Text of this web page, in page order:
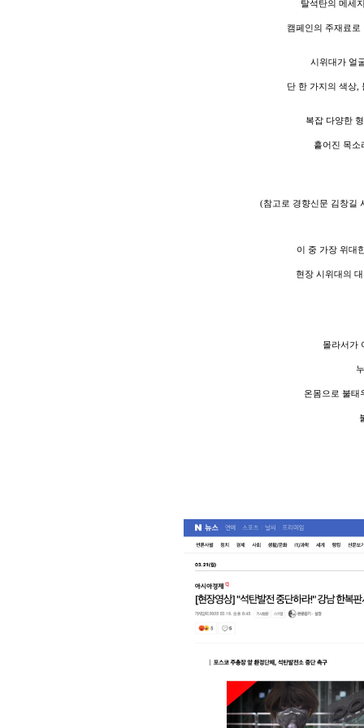
탈석탄의 메세
캠페인의 주재료
시위대가 얼
단 한 가지의 색상,
복잡 다양한
흩어진 목소
(참고로 경향신문 김창길
이 중 가장 위대
현장 시위대의
몰라서가
온몸으로 불태